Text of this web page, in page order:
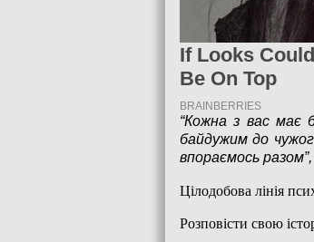
“Кожна з вас має
байдужим до
впораємось разом”,
Цілодобова лінія
Розповісти свою